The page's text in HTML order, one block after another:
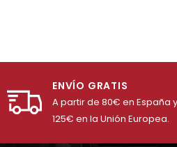
ENVÍO GRATIS
A partir de 80€ en España y
125€ en la Unión Europea.